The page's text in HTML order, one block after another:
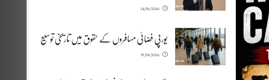
24/06/2026
یورپی فضائی مسافروں کے حقوق میں تاریخی توسیع
19/06/2026